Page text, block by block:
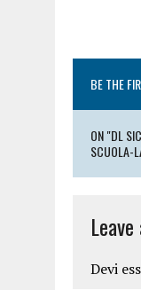
BE THE
ON "DL
SCUOLA-
Devi